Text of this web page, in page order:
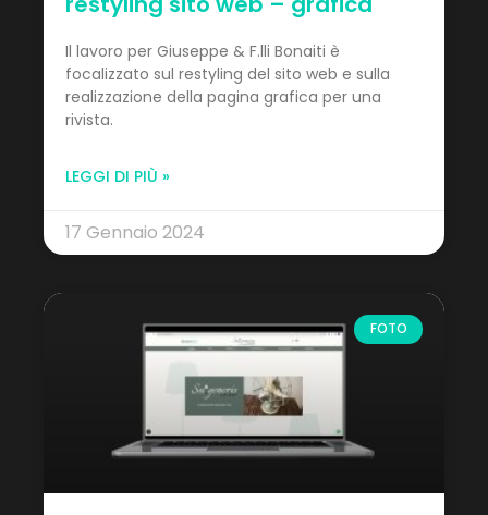
Il lavoro per Giuseppe & F.lli Bonaiti è
focalizzato sul restyling del sito web e sulla
realizzazione della pagina grafica per una
rivista.
LEGGI DI PIÙ »
17 Gennaio 2024
FOTO